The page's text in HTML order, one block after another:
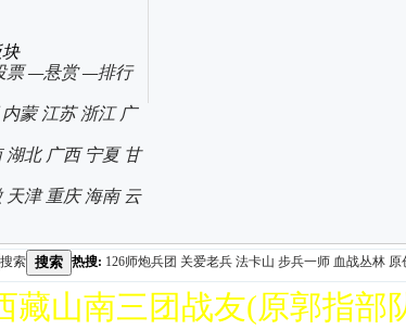
票—悬赏—排行
内蒙 江苏 浙江 广
湖北 广西 宁夏 甘
天津 重庆 海南 云
搜索 搜索 热搜: 126师炮兵团 关爱老兵 法卡山 步兵一师 血战丛林 原
藏山南三团战友(原郭指部